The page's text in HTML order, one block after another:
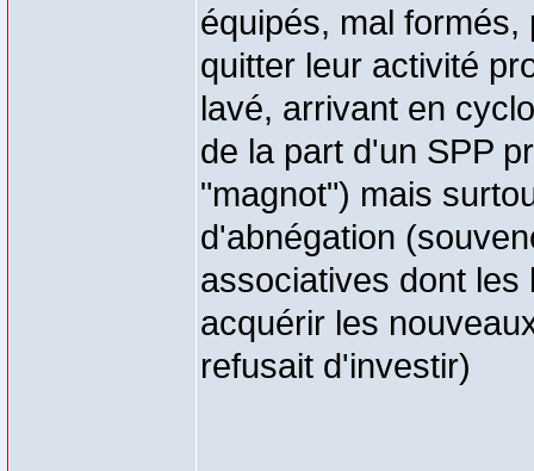
équipés, mal
quitter leur activité
lavé, arrivant en
de la part d'un SPP
"magnot") mais
d'abnégation
associatives dont les
acquérir les
refusait d'investir)